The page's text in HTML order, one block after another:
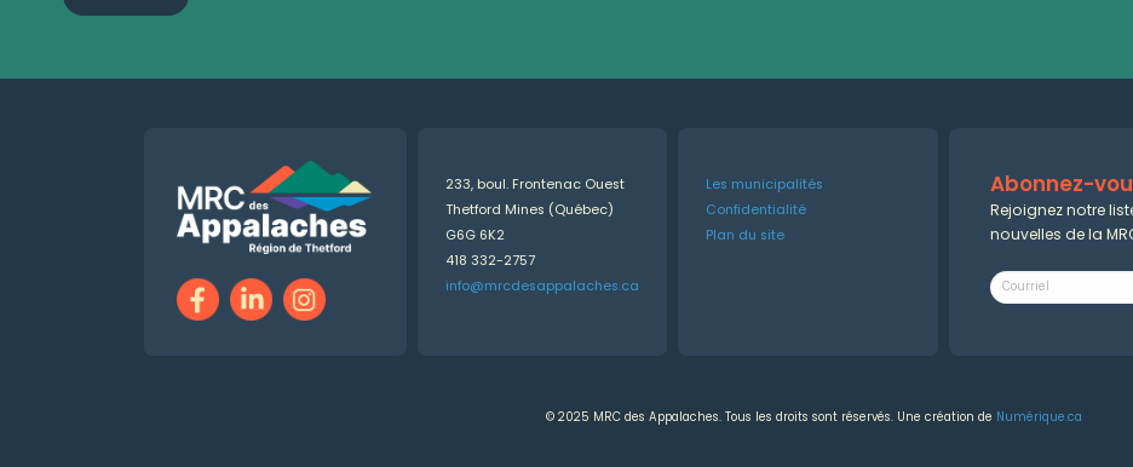
233, boul. Frontenac Ouest
Thetford Mines (Québec)
G6G 6K2
418 332-2757
info@mrcdesappalaches.ca
Les municipalités
Confidentialité
Plan du site
Abonnez-
Rejoignez notre
nouvelles de la
© 2025 MRC des Appalaches. Tous les droits sont réservés. Une création de Numérique.ca